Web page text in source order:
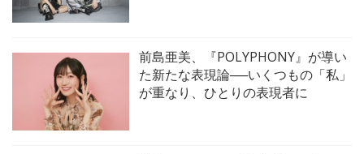
前島亜美、『POLYPHONY』が導い
た新たな表現論──いくつもの「私」
が重なり、ひとりの表現者に